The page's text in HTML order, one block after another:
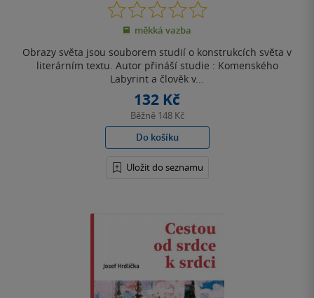
0.0
z
5
měkká vazba
Obrazy světa jsou souborem studií o konstrukcích světa v
literárním textu. Autor přináší studie : Komenského
Labyrint a člověk v...
132 Kč
Běžně 148 Kč
Do košíku
Uložit do seznamu